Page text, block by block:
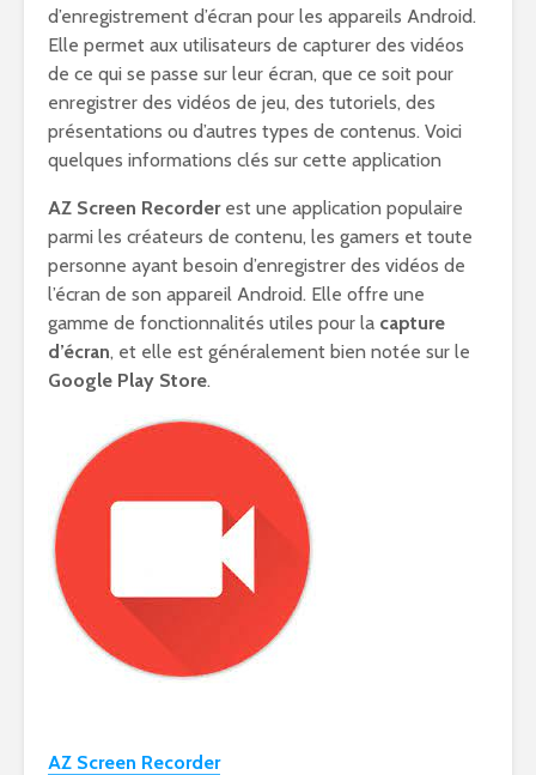
d’enregistrement d’écran pour les appareils Android.
Elle permet aux utilisateurs de capturer des vidéos
de ce qui se passe sur leur écran, que ce soit pour
enregistrer des vidéos de jeu, des tutoriels, des
présentations ou d’autres types de contenus. Voici
quelques informations clés sur cette application
AZ Screen Recorderest une application populaire
parmi les créateurs de contenu, les gamers et toute
personne ayant besoin d’enregistrer des vidéos de
l’écran de son appareil Android. Elle offre une
gamme de fonctionnalités utiles pour la capture
d’écran, et elle est généralement bien notée sur le
Google Play Store.
AZ Screen Recorder